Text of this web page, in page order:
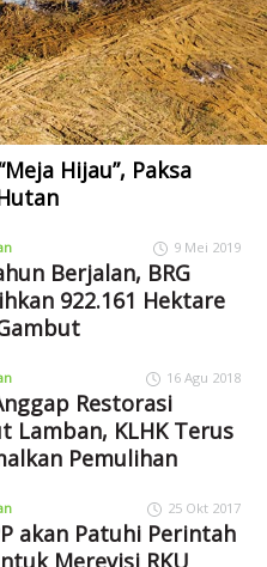
Hijau”, Paksa
9 Mei 2019
Berjalan, BRG
922.161 Hektare
16 Agu 2018
Restorasi
Lamban, KLHK Terus
Pemulihan
25 Okt 2017
akan Patuhi Perintah
Merevisi RKU